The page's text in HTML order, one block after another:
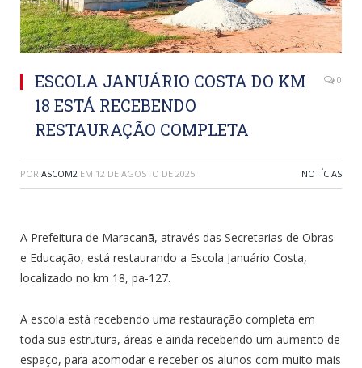
ESCOLA JANUÁRIO COSTA DO KM
18 ESTÁ RECEBENDO
RESTAURAÇÃO COMPLETA
0
POR ASCOM2 EM 12 DE AGOSTO DE 2025 NOTÍCIAS
A Prefeitura de Maracanã, através das Secretarias de Obras
e Educação, está restaurando a Escola Januário Costa,
localizado no km 18, pa-127.
A escola está recebendo uma restauração completa em
toda sua estrutura, áreas e ainda recebendo um aumento de
espaço, para acomodar e receber os alunos com muito mais